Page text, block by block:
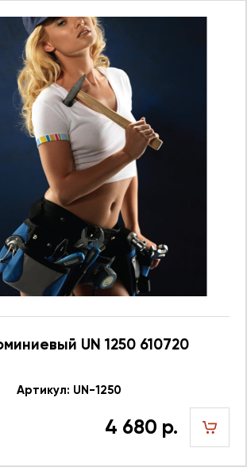
UN 1250 610720
Артикул: UN-1250
4 680 р.